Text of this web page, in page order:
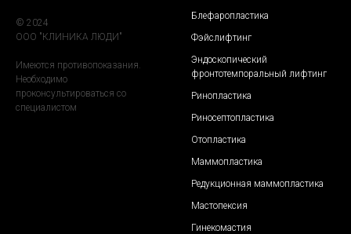
© 2024
ООО "КЛИНИКА ЛЮДИ"
Имеются противопоказания.
Необходимо
проконсультироваться со
специалистом
Блефаропластика
Фэйслифтинг
Эндоскопический
фронтотемпоральный лифтинг
Ринопластика
Риносептопластика
Отопластика
Маммопластика
Редукционная маммопластика
Мастопексия
Гинекомастия